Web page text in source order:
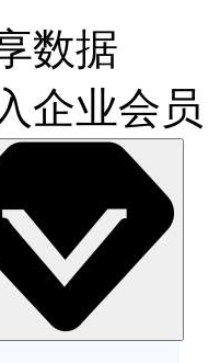
数据
企业会员